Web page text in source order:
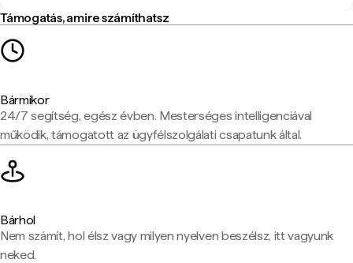
Támogatás, amire számíthatsz
Bármikor
24/7 segítség, egész évben. Mesterséges intelligenciával
működik, támogatott az ügyfélszolgálati csapatunk által.
Bárhol
Nem számít, hol élsz vagy milyen nyelven beszélsz, itt vagyunk
neked.